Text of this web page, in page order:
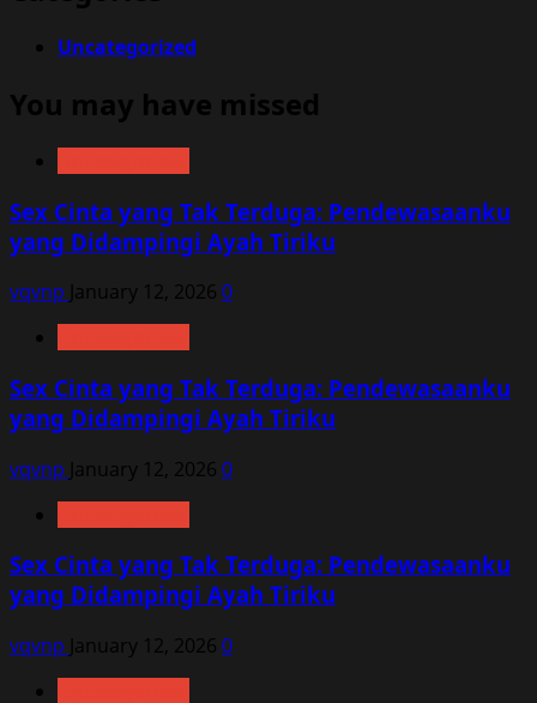
Uncategorized
You may have missed
Sex Cinta yang Tak Terduga: Pendewasaanku
yang Didampingi Ayah Tiriku
vqvnp January 12, 2026 0
Sex Cinta yang Tak Terduga: Pendewasaanku
yang Didampingi Ayah Tiriku
vqvnp January 12, 2026 0
Sex Cinta yang Tak Terduga: Pendewasaanku
yang Didampingi Ayah Tiriku
vqvnp January 12, 2026 0